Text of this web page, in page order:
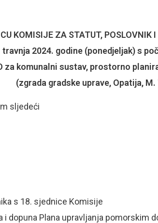
KOMISIJE ZA STATUT, POSLOVNIK
2024. godine (ponedjeljak) s
za komunalni sustav, prostorno
(zgrada gradske uprave, Opatija,
sljedeći
s 18. sjednice Komisije
i dopuna Plana upravljanja pomorskim